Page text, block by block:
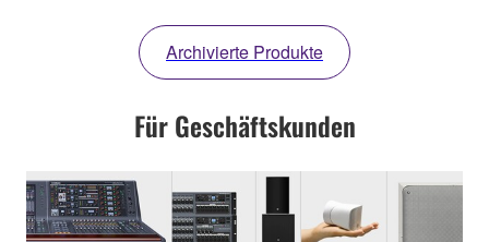
Archivierte Produkte
Für Geschäftskunden